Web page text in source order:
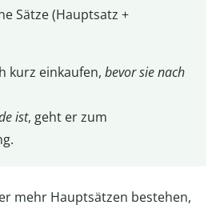
Sätze (Hauptsatz +
kurz einkaufen, bevor sie nach
ist, geht er zum
mehr Hauptsätzen bestehen,